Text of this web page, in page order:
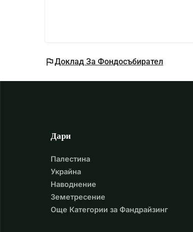
flagДоклад За Фондосъбирател
Дари
Палестина
Украйна
Наводнение
Земетресение
Още Категории за Фандрайзинг